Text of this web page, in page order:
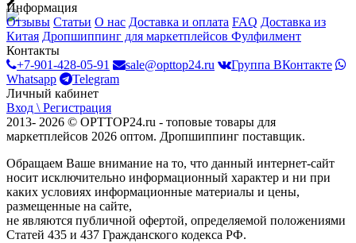
Информация
Отзывы Статьи О нас Доставка и оплата FAQ Доставка из
Китая Дропшиппинг для маркетплейсов Фулфилмент
Контакты
+7-901-428-05-91
sale@opttop24.ru
Группа ВКонтакте
Whatsapp
Telegram
Личный кабинет
Вход \ Регистрация
2013- 2026 © OPTTOP24.ru - топовые товары для
маркетплейсов 2026 оптом. Дропшиппинг поставщик.
Обращаем Ваше внимание на то, что данный интернет-сайт
носит исключительно информационный характер и ни при
каких условиях информационные материалы и цены,
размещенные на сайте,
не являются публичной офертой, определяемой положениями
Статей 435 и 437 Гражданского кодекса РФ.